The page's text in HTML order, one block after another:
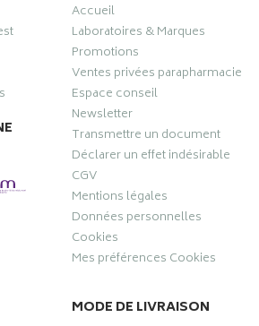
Accueil
Laboratoires & Marques
Promotions
Ventes privées parapharmacie
Espace conseil
Newsletter
Transmettre un document
Déclarer un effet indésirable
CGV
Mentions légales
Données personnelles
Cookies
Mes préférences Cookies
MODE DE LIVRAISON